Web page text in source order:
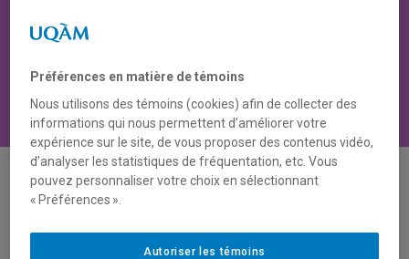
Préférences en matière de témoins
Nous utilisons des témoins (cookies) afin de collecter des
informations qui nous permettent d’améliorer votre
expérience sur le site, de vous proposer des contenus vidéo,
d’analyser les statistiques de fréquentation, etc. Vous
pouvez personnaliser votre choix en sélectionnant
« Préférences ».
Autoriser les témoins